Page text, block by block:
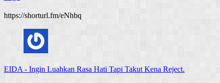
https://shorturl.fm/eNhbq
EIDA - Ingin Luahkan Rasa Hati Tapi Takut Kena Reject.